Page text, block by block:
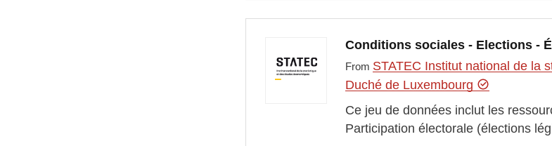
Conditions sociales - Elections -
From STATEC Institut national de la
Duché de Luxembourg
Ce jeu de données inclut les
Participation électorale (élections